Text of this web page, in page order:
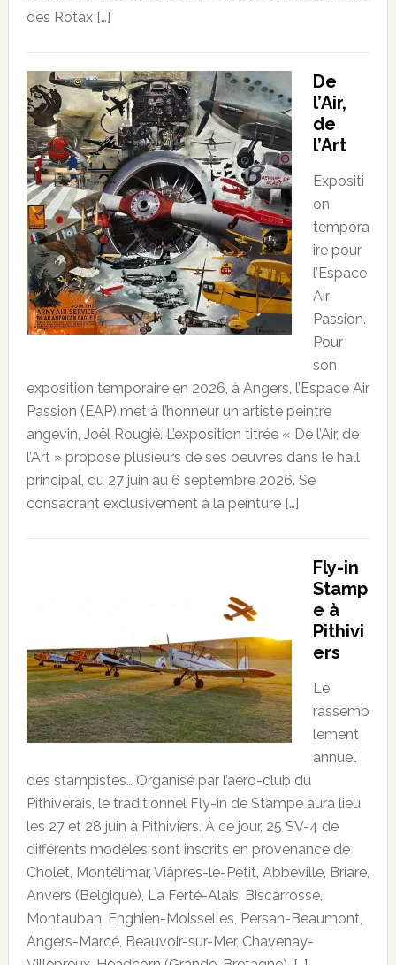
des Rotax […]
De
l’Air,
de
l’Art
Expositi
on
tempora
ire pour
l’Espace
Air
Passion.
Pour
son
exposition temporaire en 2026, à Angers, l’Espace Air
Passion (EAP) met à l’honneur un artiste peintre
angevin, Joël Rougié. L’exposition titrée « De l’Air, de
l’Art » propose plusieurs de ses oeuvres dans le hall
principal, du 27 juin au 6 septembre 2026. Se
consacrant exclusivement à la peinture […]
Fly-in
Stamp
e à
Pithivi
ers
Le
rassemb
lement
annuel
des stampistes… Organisé par l’aéro-club du
Pithiverais, le traditionnel Fly-in de Stampe aura lieu
les 27 et 28 juin à Pithiviers. À ce jour, 25 SV-4 de
différents modèles sont inscrits en provenance de
Cholet, Montélimar, Viâpres-le-Petit, Abbeville, Briare,
Anvers (Belgique), La Ferté-Alais, Biscarrosse,
Montauban, Enghien-Moisselles, Persan-Beaumont,
Angers-Marcé, Beauvoir-sur-Mer, Chavenay-